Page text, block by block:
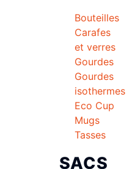
Bouteilles
Carafes
et verres
Gourdes
Gourdes
isothermes
Eco Cup
Mugs
Tasses
SACS